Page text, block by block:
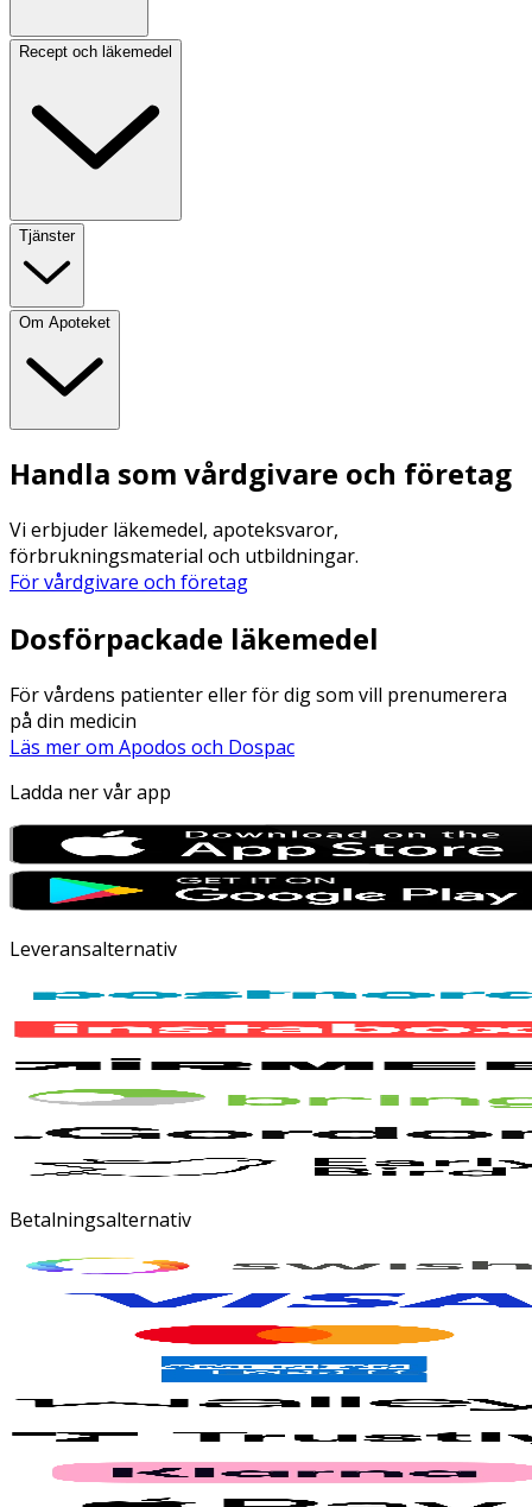
Recept och läkemedel
Tjänster
Om Apoteket
Handla som vårdgivare och företag
Vi erbjuder läkemedel, apoteksvaror,
förbrukningsmaterial och utbildningar.
För vårdgivare och företag
Dosförpackade läkemedel
För vårdens patienter eller för dig som vill prenumerera
på din medicin
Läs mer om Apodos och Dospac
Ladda ner vår app
Leveransalternativ
Betalningsalternativ